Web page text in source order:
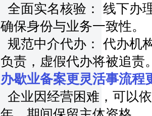
全面实名核验： 线下办
确保身份与业务一致性。
规范中介代办： 代办机
负责，虚假代办将被追责
办歇业备案更灵活事流程
企业因经营困难，可以